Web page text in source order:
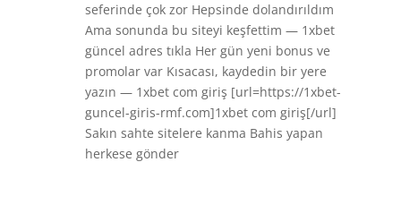
seferinde çok zor Hepsinde dolandırıldım
Ama sonunda bu siteyi keşfettim — 1xbet
güncel adres tıkla Her gün yeni bonus ve
promolar var Kısacası, kaydedin bir yere
yazın — 1xbet com giriş [url=https://1xbet-
guncel-giris-rmf.com]1xbet com giriş[/url]
Sakın sahte sitelere kanma Bahis yapan
herkese gönder